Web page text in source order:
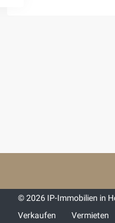
© 2026 IP-Immobilien in
Verkaufen
Vermieten